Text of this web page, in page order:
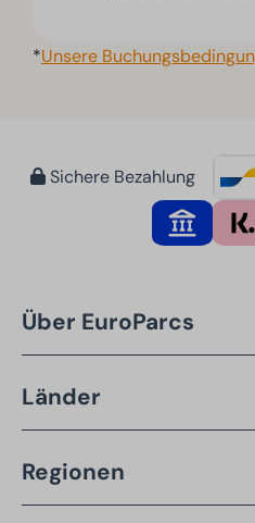
*Unsere
Sichere Bezahlung
Über EuroParcs
Länder
Regionen